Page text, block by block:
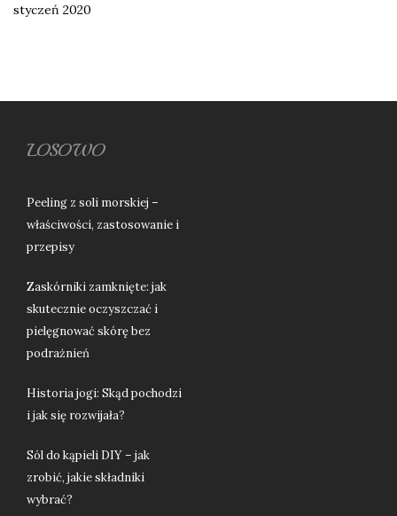
styczeń 2020
LOSOWO
Peeling z soli morskiej –
właściwości, zastosowanie i
przepisy
Zaskórniki zamknięte: jak
skutecznie oczyszczać i
pielęgnować skórę bez
podrażnień
Historia jogi: Skąd pochodzi
i jak się rozwijała?
Sól do kąpieli DIY – jak
zrobić, jakie składniki
wybrać?